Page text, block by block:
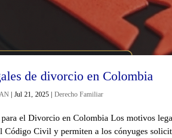
de divorcio en Colombia
|Jul 21, 2025 |Derecho Familiar
el Divorcio en Colombia Los motivos
Código Civil y permiten a los cónyuges